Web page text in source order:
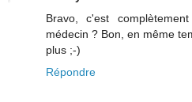
Bravo, c'est
médecin ? Bon, en même
plus ;-)
Répondre